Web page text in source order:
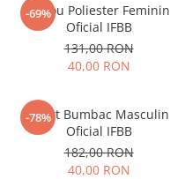
Prim Ajutor
Recuperare și Îcălzire
-69%
Tricou Poliester Feminin
Oficial IFBB
131,00 RON
40,00 RON
-78%
Short Bumbac Masculin
Oficial IFBB
182,00 RON
40,00 RON